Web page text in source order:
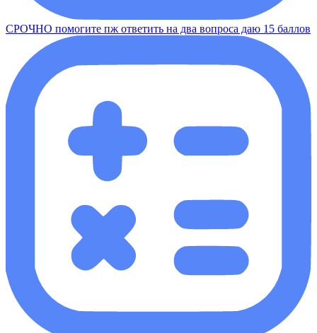
СРОЧНО помогите пж ответить на два вопроса даю 15 баллов